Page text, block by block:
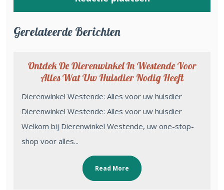
Gerelateerde Berichten
Ontdek De Dierenwinkel In Westende Voor
Alles Wat Uw Huisdier Nodig Heeft
Dierenwinkel Westende: Alles voor uw huisdier
Dierenwinkel Westende: Alles voor uw huisdier
Welkom bij Dierenwinkel Westende, uw one-stop-
shop voor alles...
Read More